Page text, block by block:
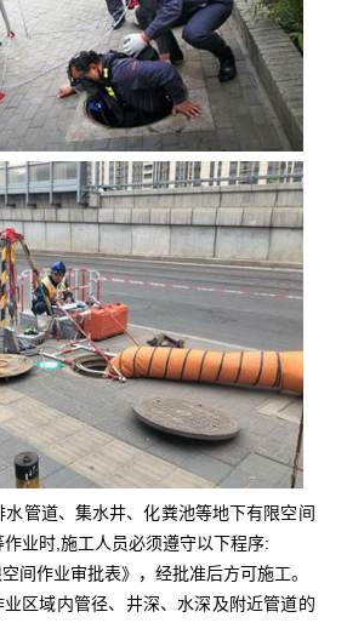
管道、集水井、化粪池等地下有限空间
业时,施工人员必须遵守以下程序:
间作业审批表》，经批准后方可施工。
区域内管径、井深、水深及附近管道的